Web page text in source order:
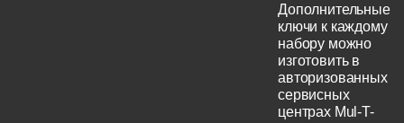
Дополнительные
ключи к каждому
набору можно
изготовить в
авторизованных
сервисных
центрах Mul-T-